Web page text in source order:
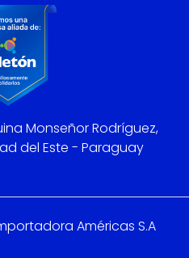
Monseñor Rodríguez,
del Este - Paraguay
Américas S.A